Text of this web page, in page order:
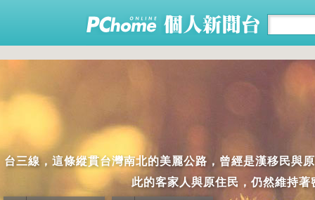
台三線，這條縱貫台灣南北的美麗公路，曾經是漢移民與
此的客家人與原住民，仍然維持